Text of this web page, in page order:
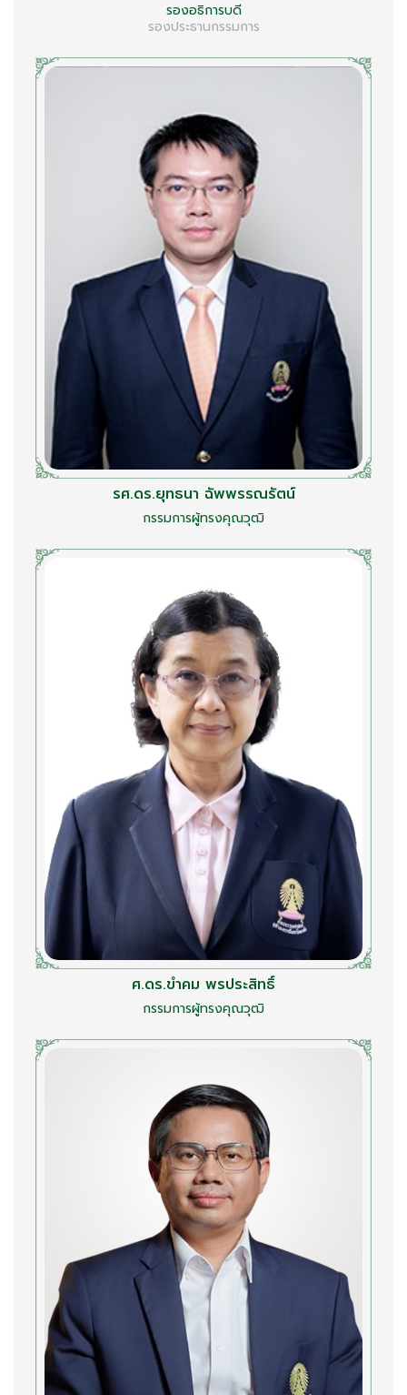
รองอธิการบดี
รองประธานกรรมการ
รศ.ดร.ยุทธนา ฉัพพรรณรัตน์
กรรมการผู้ทรงคุณวุฒิ
ศ.ดร.ขำคม พรประสิทธิ์
กรรมการผู้ทรงคุณวุฒิ